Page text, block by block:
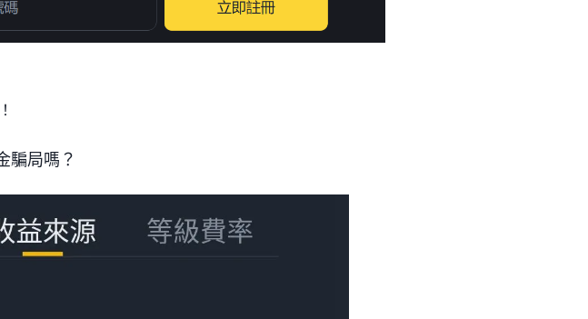
騙局嗎？